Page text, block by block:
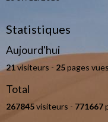
Statistiques
Aujourd'hui
21visiteurs - 25pages vues
Total
267845visiteurs - 771667